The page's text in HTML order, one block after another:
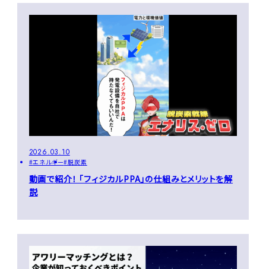
2026.03.10
エネルギー 脱炭素
動画で紹介！ 「フィジカルPPA」の仕組みとメリットを解
説